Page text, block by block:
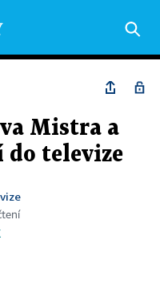
Mistra a
televize